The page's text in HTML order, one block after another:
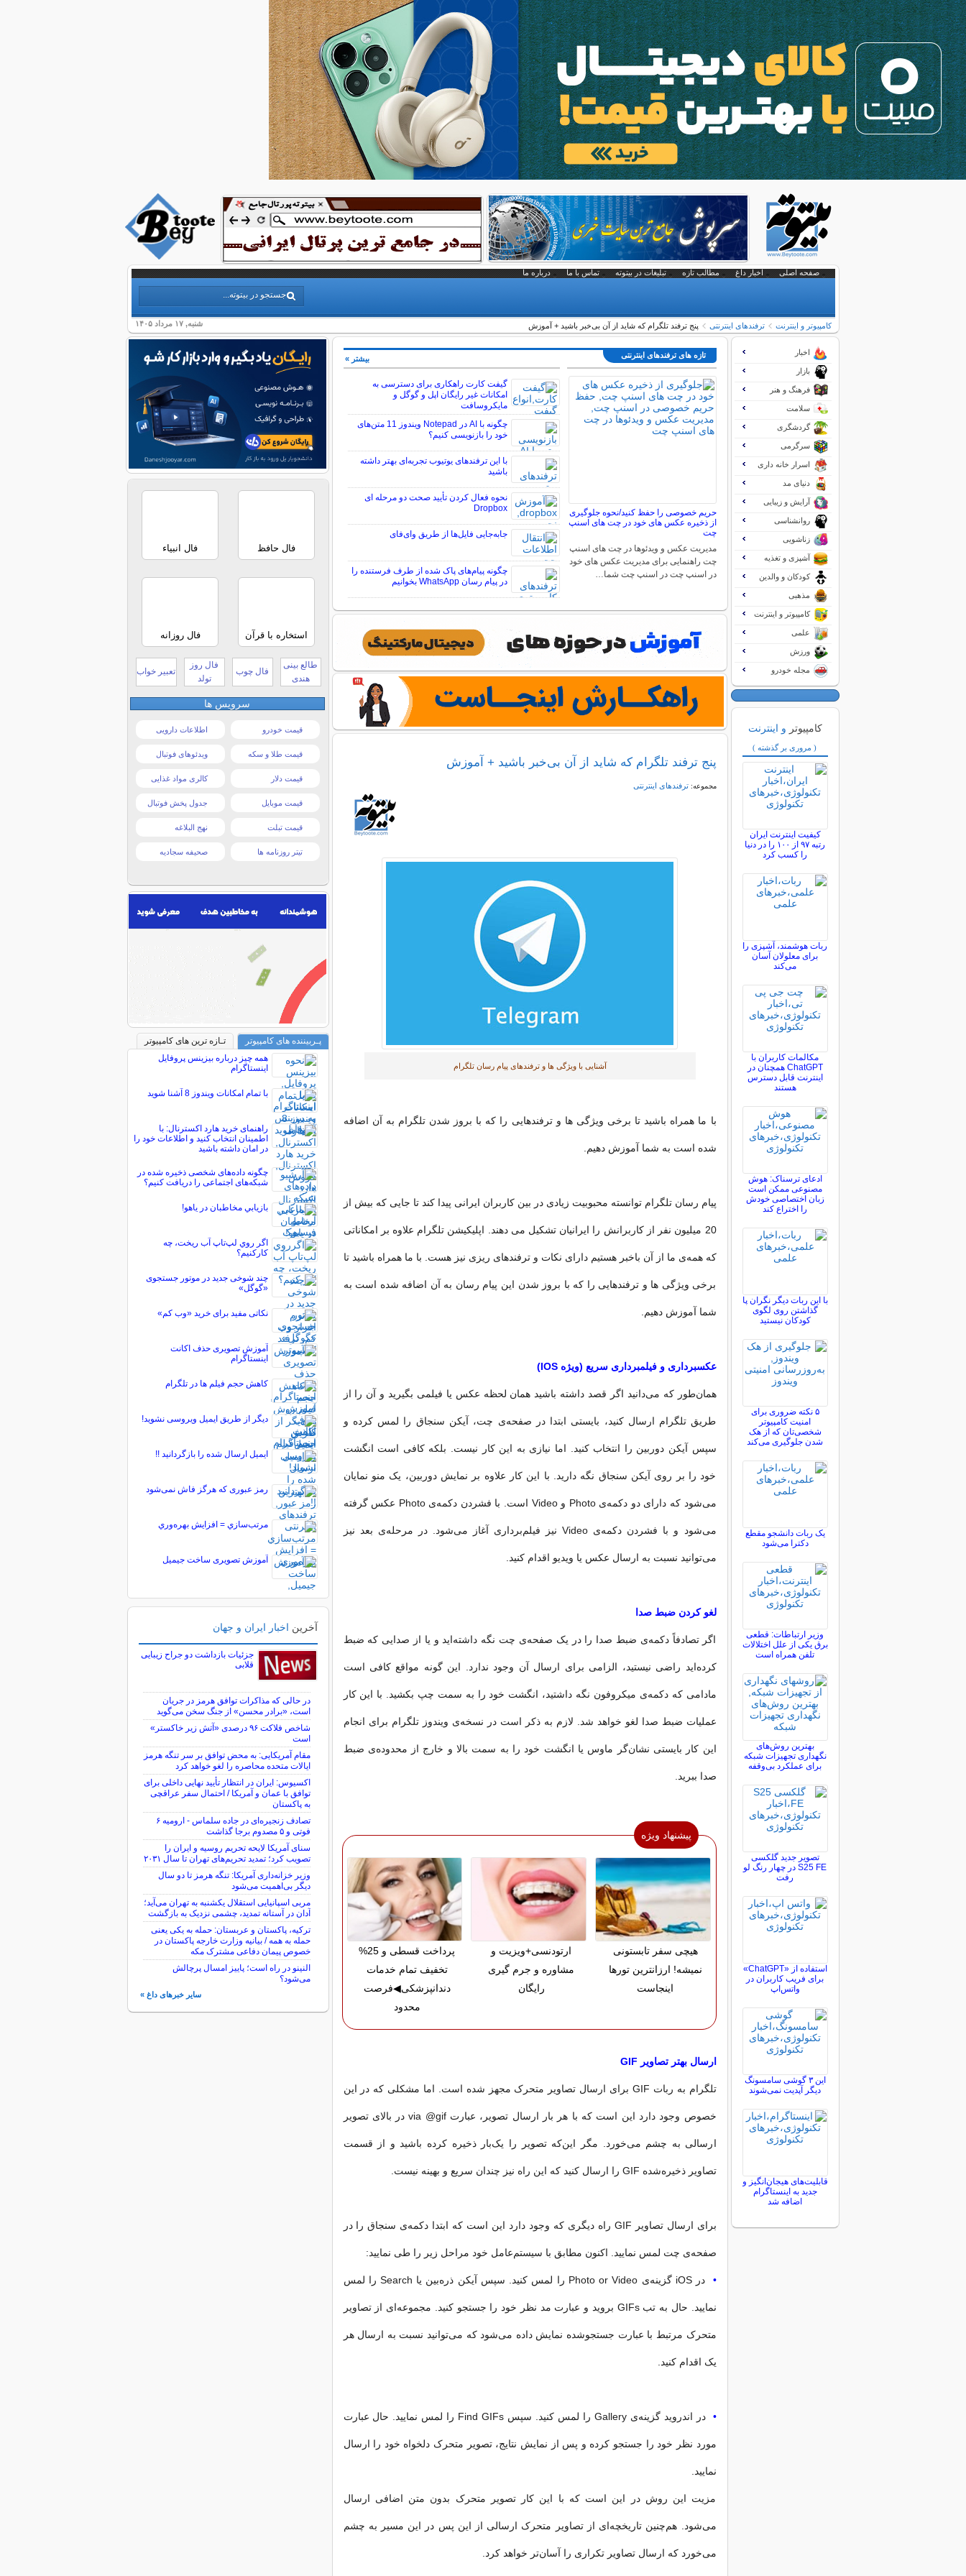
صفحه اصلی اخبار داغ مطالب تازه تبلیغات در بیتوته تماس با ما درباره ما
شنبه, ۱۷ مرداد ۱۴۰۵ کامپیوتر و اینترنت ترفندهای اینترنتی پنج ترفند تلگرام که شاید از آن بی‌خبر باشید + آموزش
تازه های ترفندهای اینترنتی
حریم خصوصی را حفظ کنید/نحوه جلوگیری
از ذخیره عکس های خود در چت های اسنپ
چت
مدیریت عکس و ویدئوها در چت های اسنپ
چت راهنمایی برای مدیریت عکس های خود
در اسنپ چت در اسنپ چت شما…
گیفت کارت راهکاری برای دسترسی به
امکانات غیر رایگان اپل و گوگل و
مایکروسافت
چگونه با AI در Notepad ویندوز 11 متن‌های
خود را بازنویسی کنیم؟
با این ترفندهای یوتیوب تجربه‌ای بهتر داشته
باشید
نحوه فعال کردن تأیید صحت دو مرحله ای
Dropbox
جابه‌جایی فایل‌ها از طریق وای‌فای
چگونه پیام‌های پاک شده از طرف فرستنده را
در پیام رسان WhatsApp بخوانیم
بیشتر »
پنج ترفند تلگرام که شاید از آن بی‌خبر باشید + آموزش
مجموعه:ترفندهای اینترنتی
آشنایی با ویژگی ها و ترفندهای پیام رسان تلگرام
با ما همراه باشید تا برخی ویژگی ها و ترفندهایی را که با بروز شدن تلگرام به آن اضافه
شده است به شما آموزش دهیم.
پیام رسان تلگرام توانسته محبوبیت زیادی در بین کاربران ایرانی پیدا کند تا جایی که بیش از
20 میلیون نفر از کاربرانش را ایرانیان تشکیل می دهند. اپلیکیشن تلگرام علاوه بر امکاناتی
که همه‌ی ما از آن باخبر هستیم دارای نکات و ترفندهای ریزی نیز هست. با ما همراه باشید تا
برخی ویژگی ها و ترفندهایی را که با بروز شدن این پیام رسان به آن اضافه شده است به
شما آموزش دهیم.
عکسبرداری و فیلمبرداری سریع (ویژه IOS)
همان‌طور که می‌دانید اگر قصد داشته باشید همان لحظه عکس یا فیلمی بگیرید و آن را از
طریق تلگرام ارسال کنید، بایستی ابتدا در صفحه‌ی چت، آیکن سنجاق را لمس کرده و
سپس آیکن دوربین را انتخاب کنید. اما نیازی به این کار نیست. بلکه کافی است انگشت
خود را بر روی آیکن سنجاق نگه دارید. با این کار علاوه بر نمایش دوربین، یک منو نمایان
می‌شود که دارای دو دکمه‌ی Photo و Video است. با فشردن دکمه‌ی Photo عکس گرفته
می‌شود و با فشردن دکمه‌ی Video نیز فیلم‌برداری آغاز می‌شود. در مرحله‌ی بعد نیز
می‌توانید نسبت به ارسال عکس یا ویدیو اقدام کنید.
لغو کردن ضبط صدا
اگر تصادفاً دکمه‌ی ضبط صدا را در یک صفحه‌ی چت نگه داشته‌اید و یا از صدایی که ضبط
کرده‌اید راضی نیستید، الزامی برای ارسال آن وجود ندارد. این گونه مواقع کافی است
مادامی که دکمه‌ی میکروفون نگه داشتید، انگشت خود را به سمت چپ بکشید. با این کار
عملیات ضبط صدا لغو خواهد شد. لازم به ذکر است در نسخه‌ی ویندوز تلگرام برای انجام
این کار بایستی نشان‌گر ماوس یا انگشت خود را به سمت بالا و خارج از محدوده‌ی ضبط
صدا ببرید.
پیشنهاد ویژه
هیچی سفر تابستونی
نمیشه! ارزانترین تورها
اینجاست
ارتودنسی+ویزیت و
مشاوره و جرم گیری
رایگان
پرداخت قسطی و 25%
تخفیف تمام خدمات
دندانپزشکی◀فرصت
محدود
ارسال بهتر تصاویر GIF
تلگرام به ربات GIF برای ارسال تصاویر متحرک مجهز شده است. اما مشکلی که در این
خصوص وجود دارد این است که با هر بار ارسال تصویر، عبارت via @gif در بالای تصویر
ارسالی به چشم می‌خورد. مگر این‌که تصویر را یک‌بار ذخیره کرده باشید و از قسمت
تصاویر ذخیره‌شده‌ GIF را ارسال کنید که این راه نیز چندان سریع و بهینه نیست.
برای ارسال تصاویر GIF راه دیگری که وجود دارد این است که ابتدا دکمه‌ی سنجاق را در
صفحه‌‌ی چت لمس نمایید. اکنون مطابق با سیستم‌عامل خود مراحل زیر را طی نمایید:
• در iOS گزینه‌ی Photo or Video را لمس کنید. سپس آیکن ذره‌بین یا Search را لمس
نمایید. حال به تب GIFs بروید و عبارت مد نظر خود را جستجو کنید. مجموعه‌ای از تصاویر
متحرک مرتبط با عبارت جستجوشده نمایش داده می‌شود که می‌توانید نسبت به ارسال هر
یک اقدام کنید.
• در اندروید گزینه‌ی Gallery را لمس کنید. سپس Find GIFs را لمس نمایید. حال عبارت
مورد نظر خود را جستجو کرده و پس از نمایش نتایج، تصویر متحرک دلخواه خود را ارسال
نمایید.
مزیت این روش در این است که با این کار تصویر متحرک بدون متن اضافی ارسال
می‌شود. هم‌چنین تاریخچه‌ای از تصاویر متحرک ارسالی از این پس در این مسیر به چشم
می‌خورد که ارسال تصاویر تکراری را آسان‌تر خواهد کرد.
اخبار
بازار
فرهنگ و هنر
سلامت
گردشگری
سرگرمی
اسرار خانه داری
دنیای مد
آرایش و زیبایی
روانشناسی
زناشویی
آشپزی و تغذیه
کودکان و والدین
مذهبی
کامپیوتر و اینترنت
علمی
ورزش
مجله خودرو
کامپیوتر و اینترنت
( مروری بر گذشته )
کیفیت اینترنت ایران
رتبه ۹۷ از ۱۰۰ را در دنیا
را کسب کرد
ربات هوشمند، آشپزی را
برای معلولان آسان
می‌کند
مکالمات کاربران با
ChatGPT همچنان در
اینترنت قابل دسترس
هستند
ادعای ترسناک: هوش
مصنوعی ممکن است
زبان اختصاصی خودش
را اختراع کند
با این ربات دیگر نگران پا
گذاشتن روی لگوی
کودکان نیستید
۵ نکته ضروری برای
امنیت کامپیوتر
شخصی‌تان که از هک
شدن جلوگیری می‌کند
یک ربات دانشجو مقطع
دکترا می‌شود
وزیر ارتباطات: قطعی
برق یکی از علل اختلالات
تلفن همراه است
بهترین روش‌های
نگهداری تجهیزات شبکه
برای عملکرد بی‌وقفه
تصویر جدید گلکسی
S25 FE در چهار رنگ لو
رفت
استفاده از «ChatGPT»
برای فریب کاربران در
واتس‌اپ
این ۳ گوشی سامسونگ
دیگر آپدیت نمی‌شوند
قابلیت‌های هیجان‌انگیز و
جدید به اینستاگرام
اضافه شد
فال حافظ فال انبیاء
استخاره با قرآن فال روزانه
طالع بینی
هندی
فال چوب
فال روز
تولد
تعبیر خواب
سرویس ها
قیمت خودرو اطلاعات دارویی
قیمت طلا و سکه ویدئوهای فوتبال
قیمت دلار کالری مواد غذایی
قیمت موبایل جدول پخش فوتبال
قیمت تبلت نهج البلاغه
تیتر روزنامه ها صحیفه سجادیه
پـربیننده های کامپیوتر
تـازه ترین های کامپیوتر
همه چیز درباره بیزینس پروفایل
اینستاگرام
با تمام امکانات ویندوز 8 آشنا شوید
راهنمای خرید هارد اکسترنال: با
اطمینان انتخاب کنید و اطلاعات خود را
در امان داشته باشید
چگونه داده‌های شخصی ذخیره شده در
شبکه‌های اجتماعی را دریافت کنیم؟
بازيابي مخاطبان در ياهو!
اگر روي لپ‌تاپ آب ريخت، چه
کارکنيم؟
چند شوخی جدید در موتور جستجوی
«گوگل»
نکاتی مفید برای خرید «وب کم»
آموزش تصویری حذف اکانت
اینستاگرام
کاهش حجم فیلم ها در تلگرام
دیگر از طریق ایمیل ویروسی نشوید!
ایمیل ارسال شده را بازگردانید !!
رمز عبوری که هرگز فاش نمی‌شود
مرتب‌سازي = افزايش بهره‌وري
آموزش تصویری ساخت جیمیل
آخرین اخبار ایران و جهان
جزئیات بازداشت دو جراح زیبایی
قلابی
در حالی که مذاکرات توافق هرمز در جریان
است، «برادر محسن» از جنگ سخن می‌گوید
شاخص فلاکت ۹۶ درصدی «آتش زیر خاکستر»
است
مقام آمریکایی: به محض توافق بر سر تنگه هرمز
ایالات متحده محاصره را لغو خواهد کرد
اکسیوس: ایران در انتظار تأیید نهایی داخلی برای
توافق با عمان و آمریکا / احتمال سفر عراقچی
به پاکستان
تصادف زنجیره‌ای در جاده سلماس - ارومیه ۶
فوتی و ۵ مصدوم برجا گذاشت
سنای آمریکا لایحه تحریم روسیه و ایران را
تصویب کرد؛ تمدید تحریم‌های تهران تا سال ۲۰۳۱
وزیر خزانه‌داری آمریکا: تنگه هرمز تا دو سال
دیگر بی‌اهمیت می‌شود
مربی اسپانیایی استقلال یکشنبه به تهران می‌آید؛
آدان در آستانه تمدید، چشمی نزدیک به بازگشت
ترکیه، پاکستان و عربستان: حمله به یکی یعنی
حمله به همه / بیانیه وزارت خارجه پاکستان در
خصوص پیمان دفاعی مشترک مکه
النینو در راه است؛ پاییز امسال پرچالش
می‌شود؟
سایر خبرهای داغ »